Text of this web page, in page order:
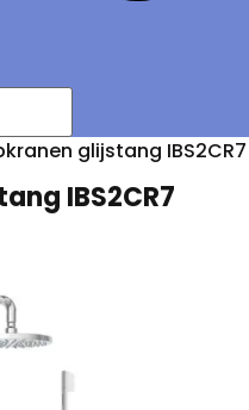
glijstang IBS2CR7
IBS2CR7